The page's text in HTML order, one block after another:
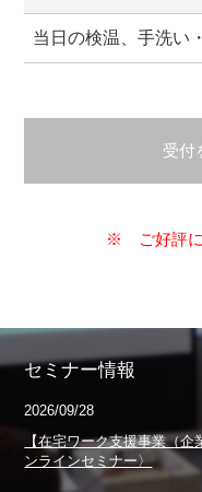
当日の検温、手洗い
受付
※ ご好評に
セミナー情報
2026/09/28
【在宅ワーク支援事業（
ンラインセミナー〉